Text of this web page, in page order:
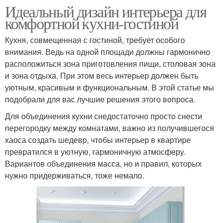
Идеальный дизайн интерьера для
комфортной кухни-гостиной
Кухня, совмещенная с гостиной, требует особого
внимания. Ведь на одной площади должны гармонично
расположиться зона приготовления пищи, столовая зона
и зона отдыха. При этом весь интерьер должен быть
уютным, красивым и функциональным. В этой статье мы
подобрали для вас лучшие решения этого вопроса.
Для объединения кухни снедостаточно просто снести
перегородку между комнатами, важно из получившегося
хаоса создать шедевр, чтобы интерьер в квартире
превратился в уютную, гармоничную атмосферу.
Вариантов объединения масса, но и правил, которых
нужно придерживаться, тоже немало.